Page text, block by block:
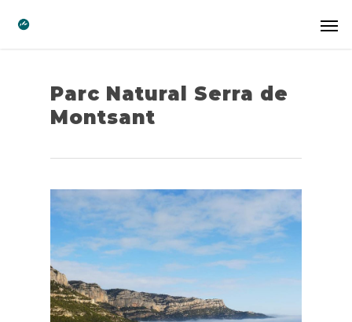
Parc Natural Serra de
Montsant